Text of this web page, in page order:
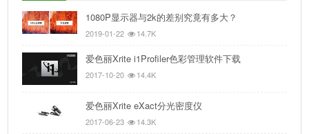
1080P显示器与2k的差别究竟有多大？
2019-01-22 14.7K
爱色丽Xrite i1Profiler色彩管理软件下载
2017-10-20 14.4K
爱色丽Xrite eXact分光密度仪
2017-06-23 14.3K